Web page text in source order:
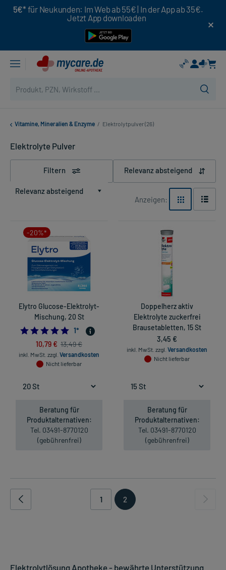
5€* für Neukunden: Im Web ab 55€ | In der App ab 35€.
Jetzt App downloaden
Vitamine, Mineralien & Enzyme / Elektrolytpulver (26)
Elektrolyte Pulver
Filtern Relevanz absteigend
Relevanz absteigend
Anzeigen:
-20%*
Elytro Glucose-Elektrolyt-
Mischung, 20 St
5.0
1*
10,79 € 13,49 €
inkl. MwSt. zzgl. Versandkosten
Nicht lieferbar
Beratung für
Produktalternativen:
Tel. 03491-8770120
(gebührenfrei)
Doppelherz aktiv
Elektrolyte zuckerfrei
Brausetabletten, 15 St
3,45 €
inkl. MwSt. zzgl. Versandkosten
Nicht lieferbar
Beratung für
Produktalternativen:
Tel. 03491-8770120
(gebührenfrei)
1 2
Elektrolytlösung Apotheke - bewährte Unterstützung